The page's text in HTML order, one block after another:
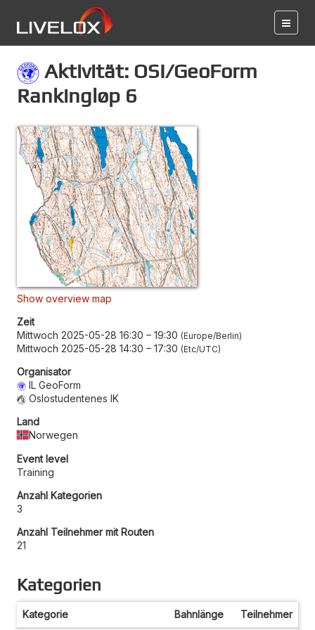
Aktivität: OSI/GeoForm
Rankingløp 6
Show overview map
Zeit
Mittwoch 2025-05-28 16:30 – 19:30 Europe/Berlin
Mittwoch 2025-05-28 14:30 – 17:30 Etc/UTC
Organisator
IL GeoForm
Oslostudentenes IK
Land
Norwegen
Event level
Training
Anzahl Kategorien
3
Anzahl Teilnehmer mit Routen
21
Kategorien
Kategorie Bahnlänge Teilnehmer